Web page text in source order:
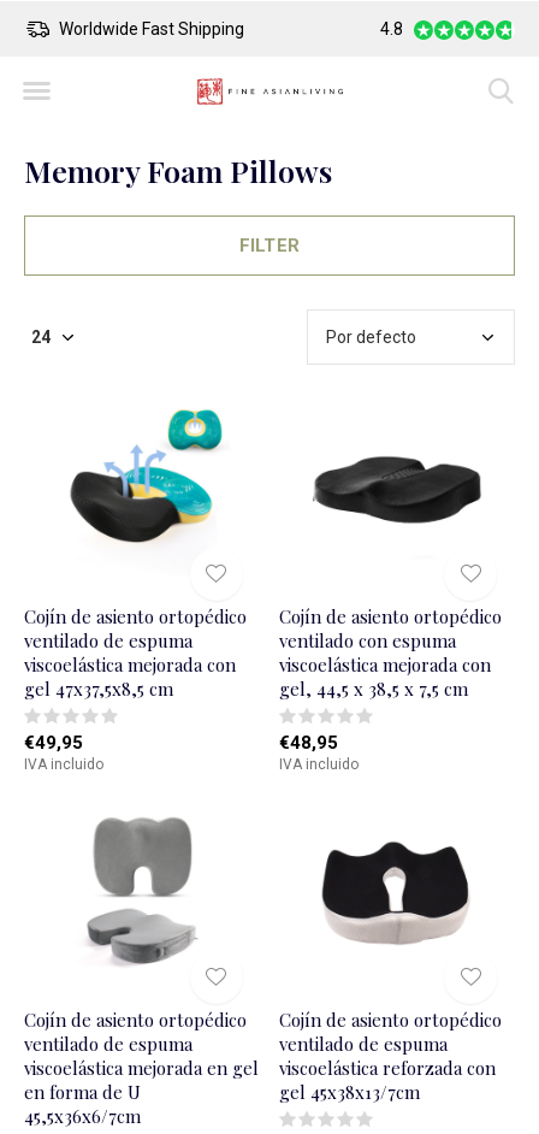
Worldwide Fast Shipping Safe Payment
4.8
Memory Foam Pillows
FILTER
Cojín de asiento ortopédico
ventilado de espuma
viscoelástica mejorada con
gel 47x37,5x8,5 cm
€49,95
IVA incluido
Cojín de asiento ortopédico
ventilado con espuma
viscoelástica mejorada con
gel, 44,5 x 38,5 x 7,5 cm
€48,95
IVA incluido
Cojín de asiento ortopédico
ventilado de espuma
viscoelástica mejorada en gel
en forma de U
45,5x36x6/7cm
Cojín de asiento ortopédico
ventilado de espuma
viscoelástica reforzada con
gel 45x38x13/7cm